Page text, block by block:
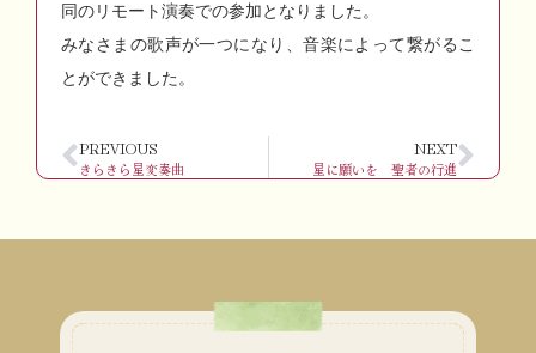
同のリモート演奏での参加となりました。
みなさまの歌声が一つになり、音楽によって繋がるこ
とができました。
PREVIOUS
きらきら星変奏曲
NEXT
星に願いを 聖者の行進